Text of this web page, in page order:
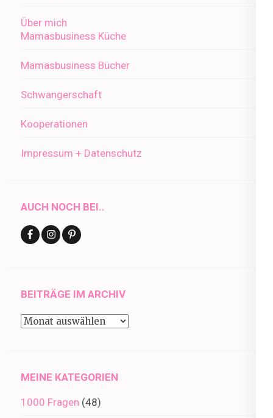
Über mich
Mamasbusiness Küche
Mamasbusiness Bücher
Schwangerschaft
Kooperationen
Impressum + Datenschutz
AUCH NOCH BEI..
BEITRÄGE IM ARCHIV
Beiträge
MEINE KATEGORIEN
1000 Fragen (48)